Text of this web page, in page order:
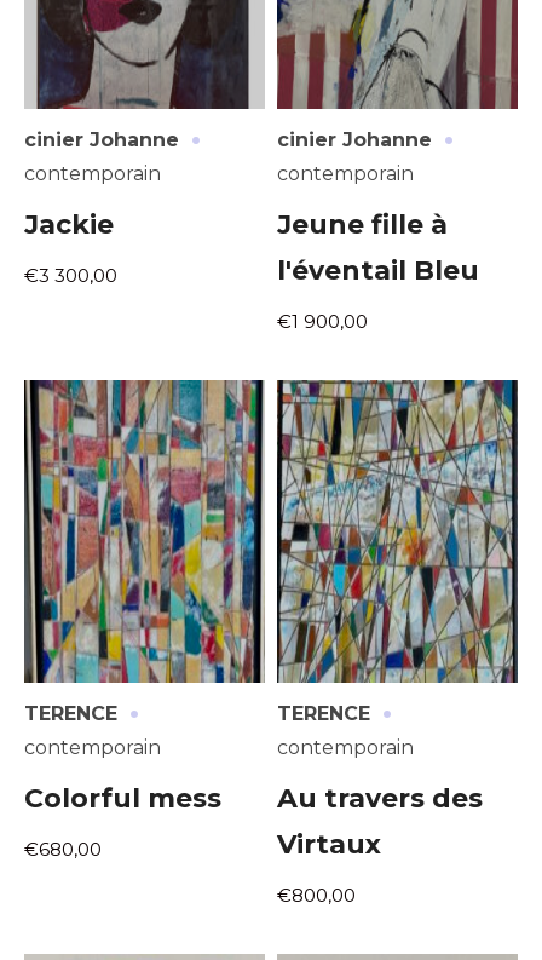
cinier Johanne ·
contemporain
Jackie
€3 300,00
cinier Johanne ·
contemporain
Jeune fille à
l'éventail Bleu
€1 900,00
TERENCE ·
contemporain
Colorful mess
€680,00
TERENCE ·
contemporain
Au travers des
Virtaux
€800,00